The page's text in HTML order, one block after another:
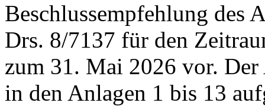
Beschlussempfehlung des
Drs. 8/7137 für den
zum 31. Mai 2026 vor.
in den Anlagen 1 bis 13